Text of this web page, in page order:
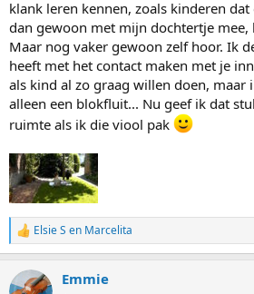
klank leren kennen, zoals kinderen
dan gewoon met mijn dochtertje mee,
Maar nog vaker gewoon zelf hoor. Ik
heeft met het contact maken met je
als kind al zo graag willen doen, maar
alleen een blokfluit... Nu geef ik dat
ruimte als ik die viool pak
W
a
r
Elsie S en Marcelita
Emmie